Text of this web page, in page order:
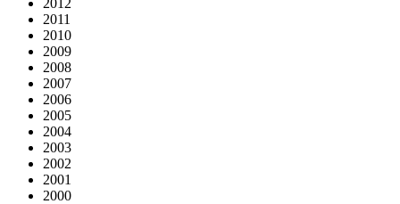
2012
2011
2010
2009
2008
2007
2006
2005
2004
2003
2002
2001
2000